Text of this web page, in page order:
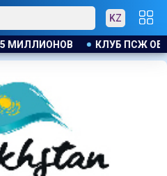
KZ
ФУТБОЛЬНОЙ АКАДЕМИИ В